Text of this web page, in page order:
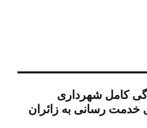
کامل شهرداری